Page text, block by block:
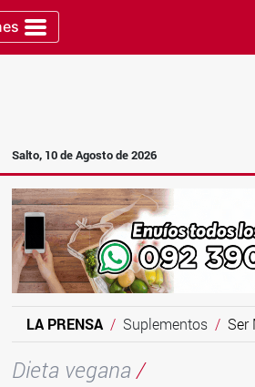
Salto, 10 de Agosto de 2026
LA PRENSA Suplementos Ser
Dieta vegana/